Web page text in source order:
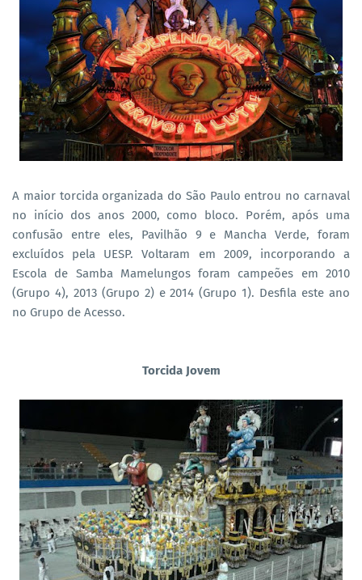
A maior torcida organizada do São Paulo entrou no carnaval
no início dos anos 2000, como bloco. Porém, após uma
confusão entre eles, Pavilhão 9 e Mancha Verde, foram
excluídos pela UESP. Voltaram em 2009, incorporando a
Escola de Samba Mamelungos foram campeões em 2010
(Grupo 4), 2013 (Grupo 2) e 2014 (Grupo 1). Desfila este ano
no Grupo de Acesso.
Torcida Jovem